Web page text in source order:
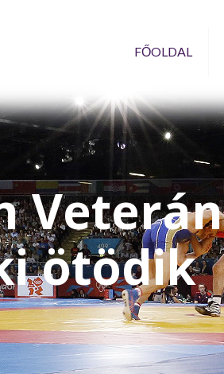
FŐOLDAL
Veterán
ötödik